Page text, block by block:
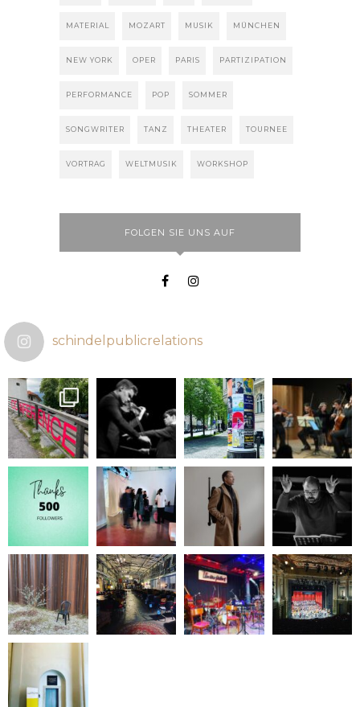
MATERIAL MOZART MUSIK MÜNCHEN
NEW YORK OPER PARIS PARTIZIPATION
PERFORMANCE POP SOMMER
SONGWRITER TANZ THEATER TOURNEE
VORTRAG WELTMUSIK WORKSHOP
FOLGEN SIE UNS AUF
schindelpublicrelations